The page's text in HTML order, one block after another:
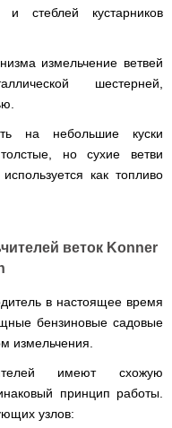
и стеблей кустарников
измельчение ветвей
шестерней,
на небольшие куски
но сухие ветви
как топливо
веток Konner
в настоящее время
бензиновые садовые
измельчения.
имеют схожую
принцип работы.
узлов: